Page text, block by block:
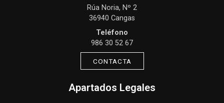
Rúa Noria, Nº 2
36940 Cangas
Teléfono
986 30 52 67
CONTACTA
Apartados Legales